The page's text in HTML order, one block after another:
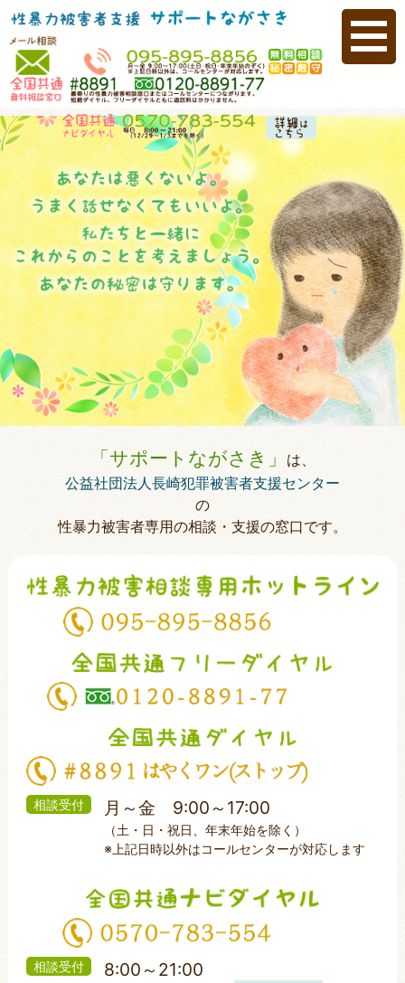
「サポートながさき」
は、
公益社団法人長崎犯罪被害者支援センター
の
性暴力被害者専用の相談・支援の窓口です。
相談受付 月～金 9:00～17:00
（土・日・祝日、年末年始を除く）
※上記日時以外はコールセンターが対応します
相談受付 8:00～21:00